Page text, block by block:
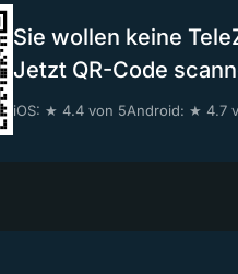
Sie wollen keine
Jetzt QR-Code
iOS: ★ 4.4 von 5Android: ★ 4.7